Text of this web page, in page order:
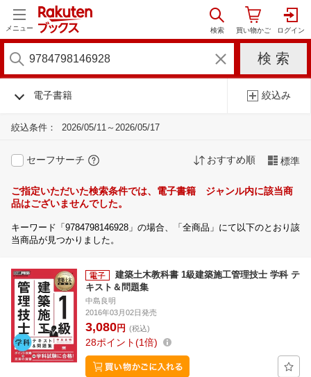
メニュー
電子書籍 絞込み
絞込条件： 2026/05/11～2026/05/17
セーフサーチ おすすめ順 標準
ご指定いただいた検索条件では、電子書籍 ジャンル内に該当商
品はございませんでした。
キーワード「9784798146928」の場合、「全商品」にて以下のとおり該
当商品が見つかりました。
建築土木教科書 1級建築施工管理技士 学科 テ
キスト＆問題集
中島良明
2016年03月02日発売
3,080円 (税込)
28ポイント 1倍